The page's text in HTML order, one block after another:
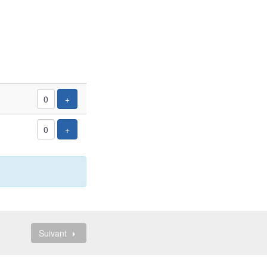
+Ajouter un billet
+Ajouter un billet
Suivant